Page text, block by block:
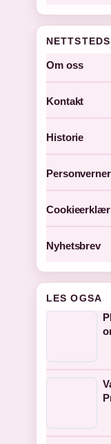
Om oss
Kontakt
Historie
Nyhetsbrev
LES OGSA